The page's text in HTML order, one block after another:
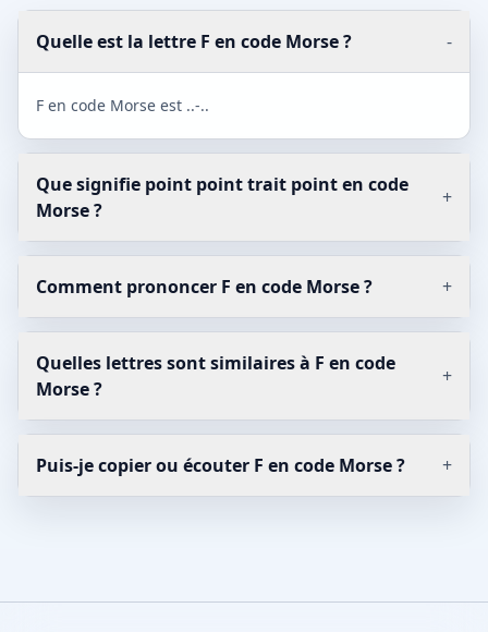
Quelle est la lettre F en code Morse ? -
F en code Morse est ..-..
Que signifie point point trait point en code
Morse ?
+
Comment prononcer F en code Morse ? +
Quelles lettres sont similaires à F en code
Morse ?
+
Puis-je copier ou écouter F en code Morse ? +